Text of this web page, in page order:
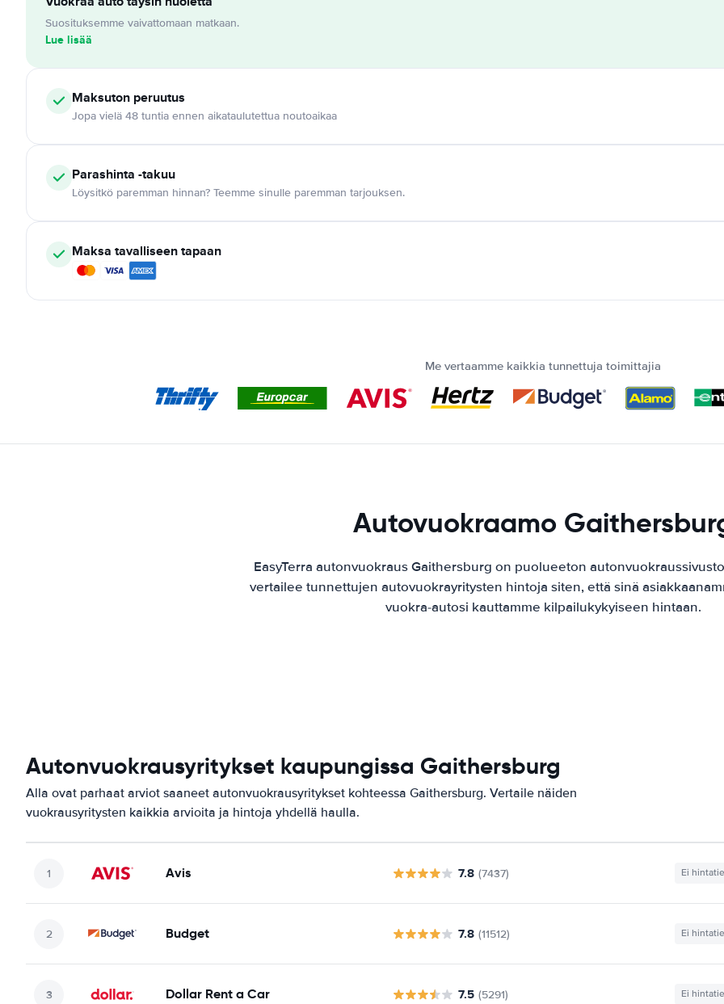
Suosituksemme vaivattomaan matkaan.
Lue lisää
Maksuton peruutus
Jopa vielä 48 tuntia ennen aikataulutettua noutoaikaa
Parashinta -takuu
Löysitkö paremman hinnan? Teemme sinulle paremman tarjouksen.
Maksa tavalliseen tapaan
Me vertaamme kaikkia tunnettuja toimittajia
Autovuokraamo
EasyTerra autonvuokraus Gaithersburg on puolueeton
vertailee tunnettujen autovuokrayritysten hintoja siten, että sinä
vuokra-autosi kauttamme kilpailukykyiseen hintaan.
Autonvuokrausyritykset kaupungissa Gaithersburg
Alla ovat parhaat arviot saaneet autonvuokrausyritykset kohteessa Gaithersburg. Vertaile näiden
vuokrausyritysten kaikkia arvioita ja hintoja yhdellä haulla.
Avis 7.8 (7437) Ei
Budget 7.8 (11512) Ei
Dollar Rent a Car 7.5 (5291) Ei